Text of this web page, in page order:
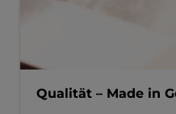
Qualität – Made in